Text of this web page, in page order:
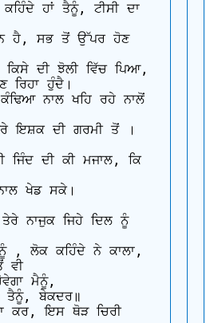
ਹਾਂ ਤੈਨੂੰ, ਟੀਸੀ ਦਾ
ਹੈ, ਸਭ ਤੋਂ ਉੱਪਰ ਹੋਣ
ਦੀ ਝੋਲੀ ਵਿੱਚ ਪਿਆ,
ਰਿਹਾ ਹੁੰਦੈ।
ਨਾਲ ਖਹਿ ਰਹੇ ਨਾਲੋਂ
ਇਸ਼ਕ ਦੀ ਗਰਮੀ ਤੋਂ ।
ਜਿੰਦ ਦੀ ਕੀ ਮਜਾਲ, ਕਿ
ਖੇਡ ਸਕੇ।
ਨਾਜੁਕ ਜਿਹੇ ਦਿਲ ਨੂੰ
, ਲੋਕ ਕਹਿੰਦੇ ਨੇ ਕਾਲਾ,
ਵੀ
ਮੈਨੂੰ,
ਬੇਕਦਰ॥
ਕਰ, ਇਸ ਥੋੜ ਚਿਰੀ